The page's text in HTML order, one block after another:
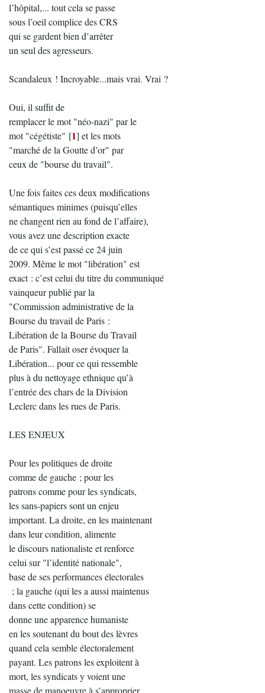
l’hôpital,... tout cela se passe
sous l’oeil complice des CRS
qui se gardent bien d’arrêter
un seul des agresseurs.
Scandaleux ! Incroyable...mais vrai. Vrai ?
Oui, il suffit de
remplacer le mot "néo-nazi" par le
mot "cégétiste" [1] et les mots
"marché de la Goutte d’or" par
ceux de "bourse du travail".
Une fois faites ces deux modifications
sémantiques minimes (puisqu’elles
ne changent rien au fond de l’affaire),
vous avez une description exacte
de ce qui s’est passé ce 24 juin
2009. Même le mot "libération" est
exact : c’est celui du titre du communiqué
vainqueur publié par la
"Commission administrative de la
Bourse du travail de Paris :
Libération de la Bourse du Travail
de Paris". Fallait oser évoquer la
Libération... pour ce qui ressemble
plus à du nettoyage ethnique qu’à
l’entrée des chars de la Division
Leclerc dans les rues de Paris.
LES ENJEUX
Pour les politiques de droite
comme de gauche ; pour les
patrons comme pour les syndicats,
les sans-papiers sont un enjeu
important. La droite, en les maintenant
dans leur condition, alimente
le discours nationaliste et renforce
celui sur "l’identité nationale",
base de ses performances électorales
; la gauche (qui les a aussi maintenus
dans cette condition) se
donne une apparence humaniste
en les soutenant du bout des lèvres
quand cela semble électoralement
payant. Les patrons les exploitent à
mort, les syndicats y voient une
masse de manoeuvre à s’approprier